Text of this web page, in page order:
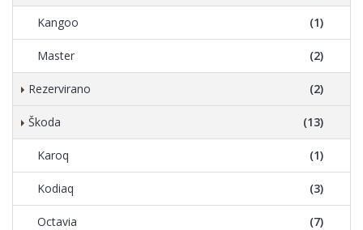
Kangoo (1)
Master (2)
Rezervirano (2)
Škoda (13)
Karoq (1)
Kodiaq (3)
Octavia (7)